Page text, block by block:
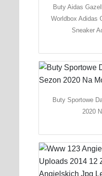
Buty Aidas
Worldbox Adidas
Sneaker
Buty Sportowe
2020